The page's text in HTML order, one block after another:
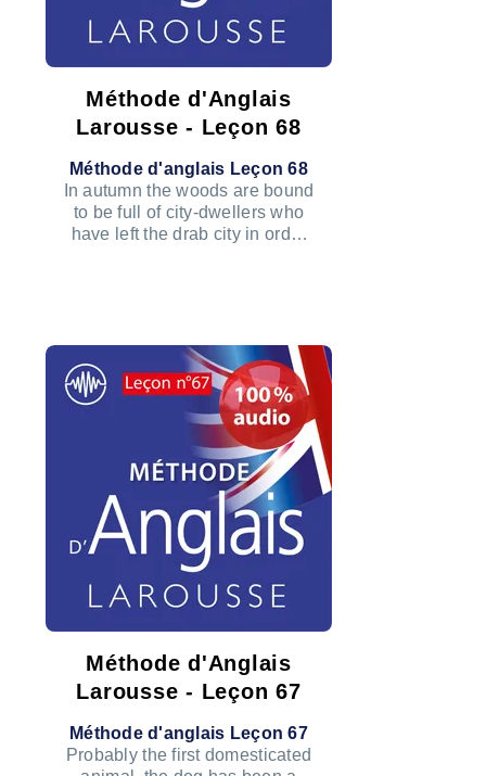
Méthode d'Anglais
Larousse - Leçon 68
Méthode d'anglais Leçon 68
In autumn the woods are bound
to be full of city-dwellers who
have left the drab city in order
Méthode d'Anglais
Larousse - Leçon 67
Méthode d'anglais Leçon 67
Probably the first domesticated